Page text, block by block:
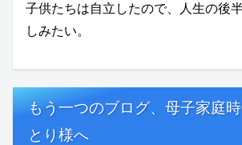
子供たちは自立したので、人生の後
しみたい。
もう一つのブログ、母子家庭
とり様へ